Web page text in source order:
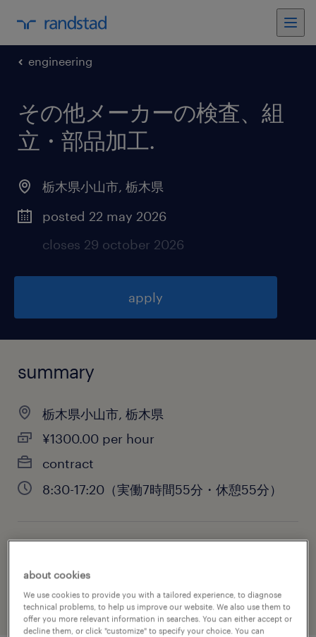
engineering
その他メーカーの検査、組
立・部品加工.
栃木県小山市, 栃木県
posted 22 may 2026
closes 29 october 2026
apply
summary
栃木県小山市, 栃木県
¥1300.00 per hour
contract
8:30-17:20（実働7時間55分・休憩55分）
engineering
about cookies
We use cookies to provide you with a tailored experience, to diagnose
technical problems, to help us improve our website. We also use them to
offer you more relevant information in searches. You can either accept or
decline them, or click "customize" to specify your choice. You can